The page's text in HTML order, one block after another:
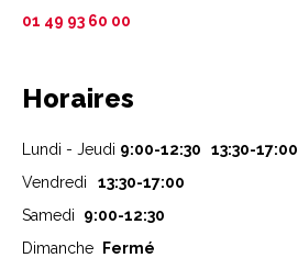
01 49 93 60 00
Horaires
Lundi - Jeudi 9:00-12:30 13:30-17:00
Vendredi
13:30-17:00
Samedi 9:00-12:30
Dimanche
Fermé